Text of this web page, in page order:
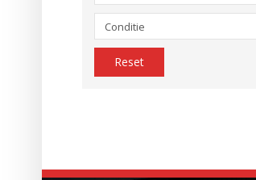
Conditie
Reset